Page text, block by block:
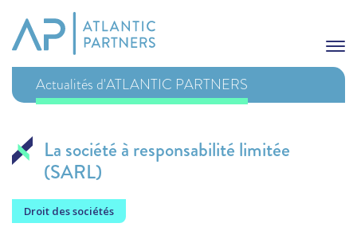
Actualités d'ATLANTIC PARTNERS
La société à responsabilité limitée
(SARL)
Droit des sociétés